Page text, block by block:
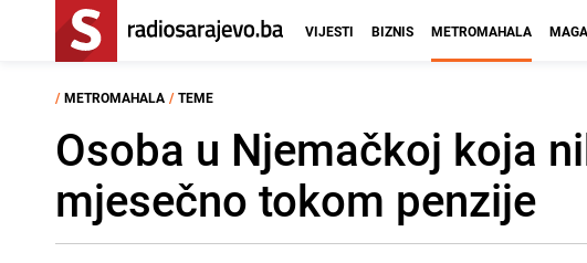
VIJESTI BIZNIS METROMAHALA
/ METROMAHALA / TEME
Osoba u Njemačkoj koja
mjesečno tokom penzije